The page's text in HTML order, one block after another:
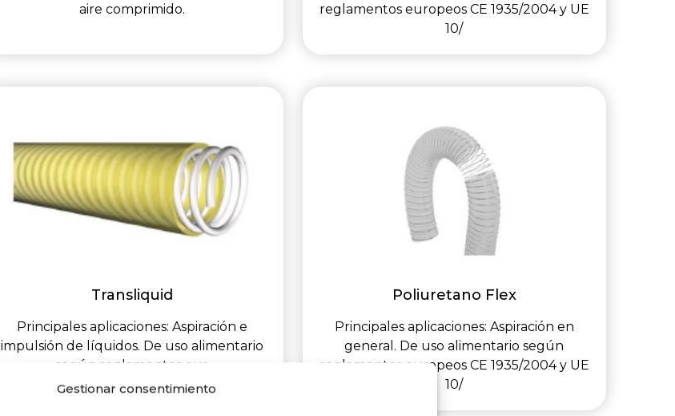
Gestionar consentimiento
aire comprimido.
reglamentos europeos CE 1935/2004 y UE
10/
Transliquid
Principales aplicaciones: Aspiración e
impulsión de líquidos. De uso alimentario
según reglamentos eur
Poliuretano Flex
Principales aplicaciones: Aspiración en
general. De uso alimentario según
reglamentos europeos CE 1935/2004 y UE
10/